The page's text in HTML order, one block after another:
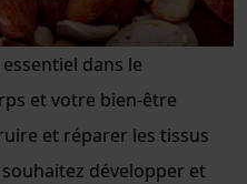
dans le
et votre bien-être
et réparer les tissus
développer et